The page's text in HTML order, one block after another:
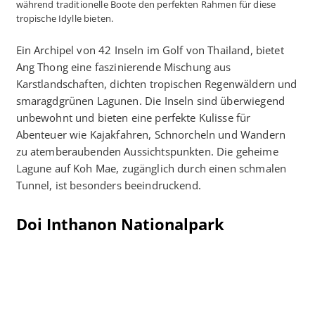
während traditionelle Boote den perfekten Rahmen für diese
tropische Idylle bieten.
Ein Archipel von 42 Inseln im Golf von Thailand, bietet
Ang Thong eine faszinierende Mischung aus
Karstlandschaften, dichten tropischen Regenwäldern und
smaragdgrünen Lagunen. Die Inseln sind überwiegend
unbewohnt und bieten eine perfekte Kulisse für
Abenteuer wie Kajakfahren, Schnorcheln und Wandern
zu atemberaubenden Aussichtspunkten. Die geheime
Lagune auf Koh Mae, zugänglich durch einen schmalen
Tunnel, ist besonders beeindruckend.
Doi Inthanon Nationalpark